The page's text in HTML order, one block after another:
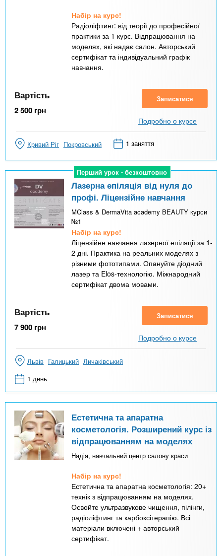
Набір на курс!
Радіоліфтинг: від теорії до професійної
практики за 1 курс. Відпрацювання на
моделях, які надає салон. Авторський
сертифікат та індивідуальний графік
навчання.
Вартість
2 500 грн
Записатися
Подробно о курсе
Кривий Ріг Покровський 1 заняття
Перший урок - безкоштовно
Перший урок - безкоштовно
Лазерна епіляція від нуля до
профі. Ліцензійне навчання
MClass & DermaVita academy BEAUTY курси
№1
Набір на курс!
Ліцензійне навчання лазерної епіляції за 1-
2 дні. Практика на реальних моделях з
різними фототипами. Опануйте діодний
лазер та Elos-технологію. Міжнародний
сертифікат двома мовами.
Вартість
7 900 грн
Записатися
Подробно о курсе
Львів Галицький Личаківський
1 день
Естетична та апаратна
косметологія. Розширений курс із
відпрацюванням на моделях
Надія, навчальний центр салону краси
Набір на курс!
Естетична та апаратна косметологія: 20+
технік з відпрацюванням на моделях.
Освойте ультразвукове чищення, пілінги,
радіоліфтинг та карбоксітерапію. Всі
матеріали включені + авторський
сертифікат.